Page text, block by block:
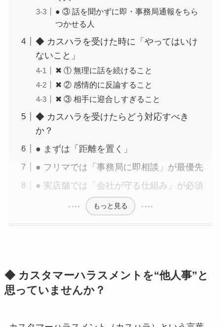
● ③ 話を聞かずに即・事務局通報をちら
つかせる人
◆ カスハラを受けた時に「やってはいけ
ないこと」
✖ ① 無理に話を続けること
✖ ② 感情的に反論すること
✖ ③ 相手に迎合しすぎること
◆ カスハラを受けたらどう対応すべき
か？
● まずは「距離を置く」
● フリマでは「事務局に即相談」が最優先
● 実店舗では「会社が守る仕組み」が必須
もっと見る
◆ カスタマーハラスメントを“他人事”と
思っていませんか？